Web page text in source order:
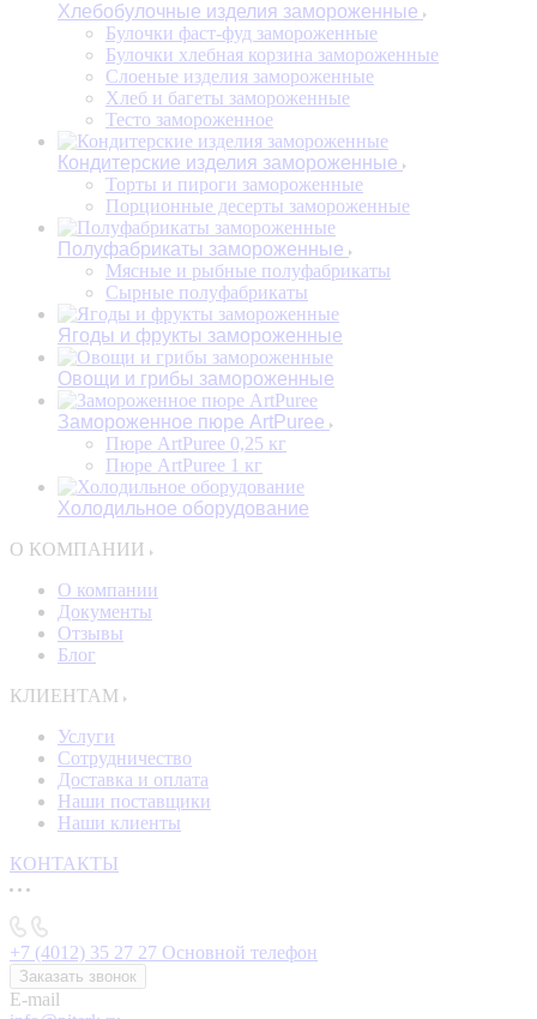
Хлебобулочные изделия замороженные
Булочки фаст-фуд замороженные
Булочки хлебная корзина замороженные
Слоеные изделия замороженные
Хлеб и багеты замороженные
Тесто замороженное
Кондитерские изделия замороженные
Торты и пироги замороженные
Порционные десерты замороженные
Полуфабрикаты замороженные
Мясные и рыбные полуфабрикаты
Сырные полуфабрикаты
Ягоды и фрукты замороженные
Овощи и грибы замороженные
Замороженное пюре ArtPuree
Пюре ArtPuree 0,25 кг
Пюре ArtPuree 1 кг
Холодильное оборудование
О КОМПАНИИ
О компании
Документы
Отзывы
Блог
КЛИЕНТАМ
Услуги
Сотрудничество
Доставка и оплата
Наши поставщики
Наши клиенты
КОНТАКТЫ
+7 (4012) 35 27 27 Основной телефон
Заказать звонок
E-mail